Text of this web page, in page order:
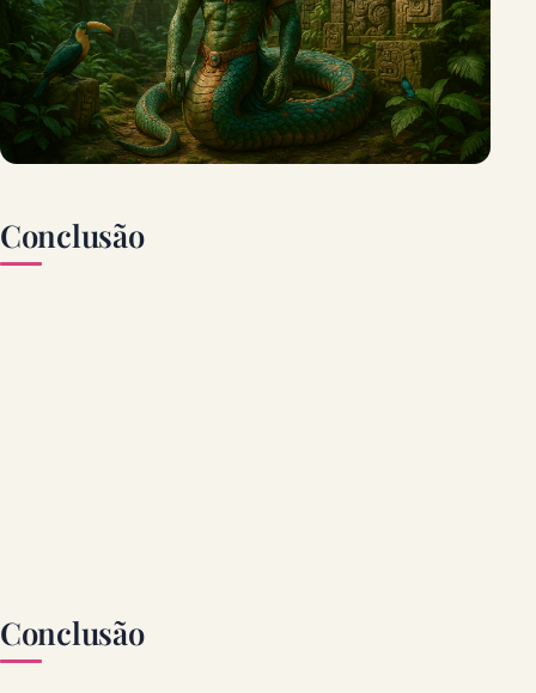
Conclusão
Conclusão